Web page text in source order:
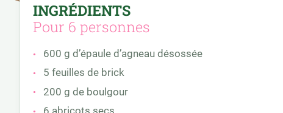
INGRÉDIENTS
Pour 6 personnes
600 g d’épaule d’agneau désossée
5 feuilles de brick
200 g de boulgour